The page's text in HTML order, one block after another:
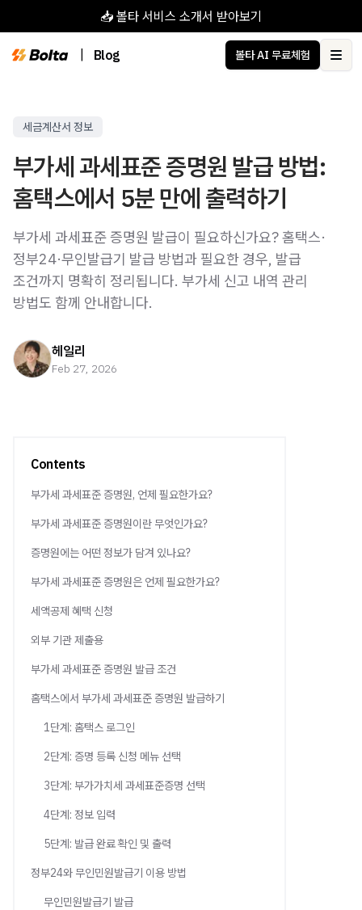
📥 볼타 서비스 소개서 받아보기
Blog 볼타 AI 무료체험
세금계산서 정보
부가세 과세표준 증명원 발급 방법:
홈택스에서 5분 만에 출력하기
부가세 과세표준 증명원 발급이 필요하신가요? 홈택스·
정부24·무인발급기 발급 방법과 필요한 경우, 발급
조건까지 명확히 정리됩니다. 부가세 신고 내역 관리
방법도 함께 안내합니다.
헤일리
Feb 27, 2026
Contents
부가세 과세표준 증명원, 언제 필요한가요?
부가세 과세표준 증명원이란 무엇인가요?
증명원에는 어떤 정보가 담겨 있나요?
부가세 과세표준 증명원은 언제 필요한가요?
세액공제 혜택 신청
외부 기관 제출용
부가세 과세표준 증명원 발급 조건
홈택스에서 부가세 과세표준 증명원 발급하기
1단계: 홈택스 로그인
2단계: 증명 등록 신청 메뉴 선택
3단계: 부가가치세 과세표준증명 선택
4단계: 정보 입력
5단계: 발급 완료 확인 및 출력
정부24와 무인민원발급기 이용 방법
무인민원발급기 발급